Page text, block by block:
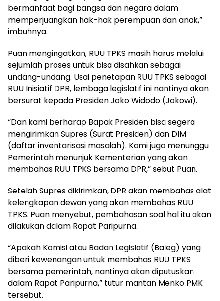
bermanfaat bagi bangsa dan negara dalam
memperjuangkan hak-hak perempuan dan anak,”
imbuhnya.
Puan mengingatkan, RUU TPKS masih harus melalui
sejumlah proses untuk bisa disahkan sebagai
undang-undang. Usai penetapan RUU TPKS sebagai
RUU Inisiatif DPR, lembaga legislatif ini nantinya akan
bersurat kepada Presiden Joko Widodo (Jokowi).
“Dan kami berharap Bapak Presiden bisa segera
mengirimkan Supres (Surat Presiden) dan DIM
(daftar inventarisasi masalah). Kami juga menunggu
Pemerintah menunjuk Kementerian yang akan
membahas RUU TPKS bersama DPR,” sebut Puan.
Setelah Supres dikirimkan, DPR akan membahas alat
kelengkapan dewan yang akan membahas RUU
TPKS. Puan menyebut, pembahasan soal hal itu akan
dilakukan dalam Rapat Paripurna.
“Apakah Komisi atau Badan Legislatif (Baleg) yang
diberi kewenangan untuk membahas RUU TPKS
bersama pemerintah, nantinya akan diputuskan
dalam Rapat Paripurna,” tutur mantan Menko PMK
tersebut.